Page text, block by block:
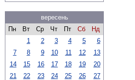
вересень
Пн
Вт Ср Чт Пт Сб
Нд
1
2 3 4 5
6
7
8 9 10 11 12
13
14
15 16 17 18 19
20
21
22 23 24 25 26
27